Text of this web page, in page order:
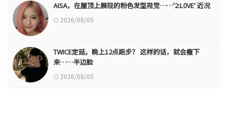
AISA，在屋顶上展现的粉色发型视觉……'2:L0VE' 近况
2026/08/05
TWICE定延，晚上12点跑步？ 这样的话，就会瘦下
来……半边脸
2026/08/05